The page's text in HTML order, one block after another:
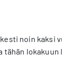
noin kaksi
lokakuun